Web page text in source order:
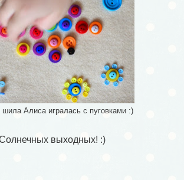
шила Алиса игралась с пуговками :)
выходных! :)